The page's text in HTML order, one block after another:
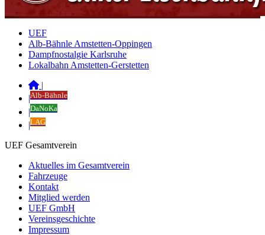
UEF
Alb-Bähnle Amstetten-Oppingen
Dampfnostalgie Karlsruhe
Lokalbahn Amstetten-Gerstetten
|
|Alb-Bähnle
|DaNoKa
|LAG
UEF Gesamtverein
Aktuelles im Gesamtverein
Fahrzeuge
Kontakt
Mitglied werden
UEF GmbH
Vereinsgeschichte
Impressum